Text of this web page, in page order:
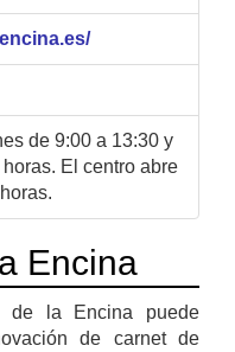
de 9:00 a 13:30 y
El centro abre
Encina
de la Encina puede
de carnet de